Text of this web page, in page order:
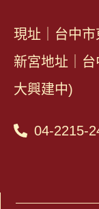
現址｜台中
新宮地址｜
大興建中)
04-2215-